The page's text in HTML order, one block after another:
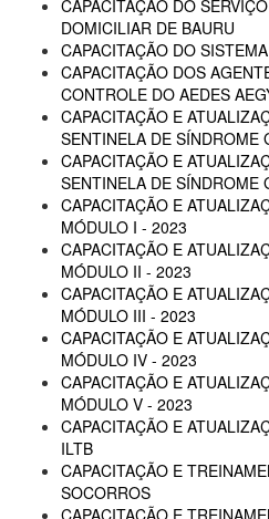
CAPACITAÇÃO DO
DOMICILIAR DE BAURU
CAPACITAÇÃO DO
CAPACITAÇÃO DOS
CONTROLE DO AEDES
CAPACITAÇÃO E
SENTINELA DE SÍNDROME
CAPACITAÇÃO E
SENTINELA DE SÍNDROME
CAPACITAÇÃO E
MÓDULO I - 2023
CAPACITAÇÃO E
MÓDULO II - 2023
CAPACITAÇÃO E
MÓDULO III - 2023
CAPACITAÇÃO E
MÓDULO IV - 2023
CAPACITAÇÃO E
MÓDULO V - 2023
CAPACITAÇÃO E
ILTB
CAPACITAÇÃO E
SOCORROS
CAPACITAÇÃO E